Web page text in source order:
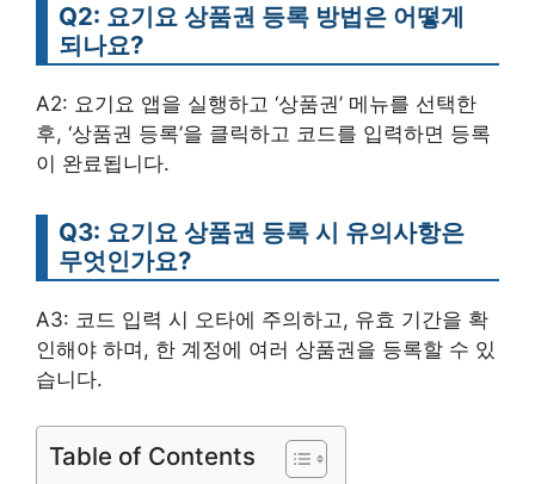
Q2: 요기요 상품권 등록 방법은 어떻게
되나요?
A2: 요기요 앱을 실행하고 ‘상품권’ 메뉴를 선택한
후, ‘상품권 등록’을 클릭하고 코드를 입력하면 등록
이 완료됩니다.
Q3: 요기요 상품권 등록 시 유의사항은
무엇인가요?
A3: 코드 입력 시 오타에 주의하고, 유효 기간을 확
인해야 하며, 한 계정에 여러 상품권을 등록할 수 있
습니다.
Table of Contents